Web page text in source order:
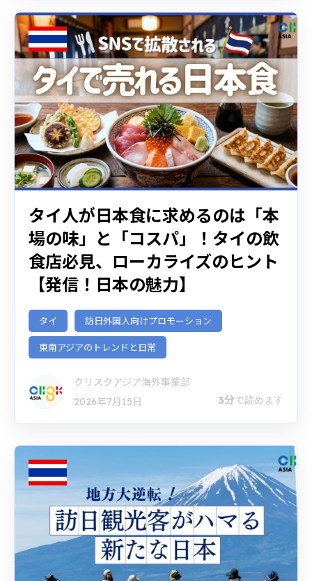
タイ人が日本食に求めるのは「本
場の味」と「コスパ」！タイの飲
食店必見、ローカライズのヒント
【発信！日本の魅力】
タイ 訪日外国人向けプロモーション
東南アジアのトレンドと日常
クリスクアジア海外事業部
2026年7月15日
3分で読めます